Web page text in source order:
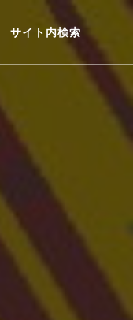
サイト内検索